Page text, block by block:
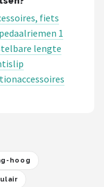
fiets
1
lengte
hoog